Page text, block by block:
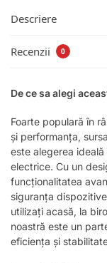
Descriere
Recenzii 0
De ce sa alegi
Foarte populară în
și performanța,
este alegerea
electrice. Cu un
funcționalitatea
siguranța
utilizați acasă, la
noastră este un
eficiența și